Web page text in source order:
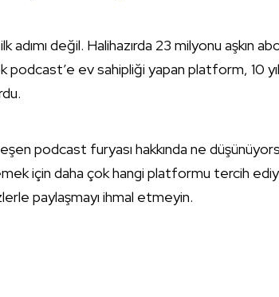
adımı değil. Halihazırda 23 milyonu aşkın
podcast’e ev sahipliği yapan platform, 10
podcast furyası hakkında ne
için daha çok hangi platformu tercih
paylaşmayı ihmal etmeyin.